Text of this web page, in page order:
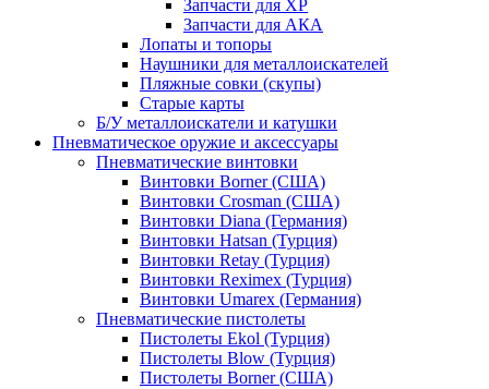
Запчасти для XP
Запчасти для АКА
Лопаты и топоры
Наушники для металлоискателей
Пляжные совки (скупы)
Старые карты
Б/У металлоискатели и катушки
Пневматическое оружие и аксессуары
Пневматические винтовки
Винтовки Borner (США)
Винтовки Crosman (США)
Винтовки Diana (Германия)
Винтовки Hatsan (Турция)
Винтовки Retay (Турция)
Винтовки Reximex (Турция)
Винтовки Umarex (Германия)
Пневматические пистолеты
Пистолеты Ekol (Турция)
Пистолеты Blow (Турция)
Пистолеты Borner (США)